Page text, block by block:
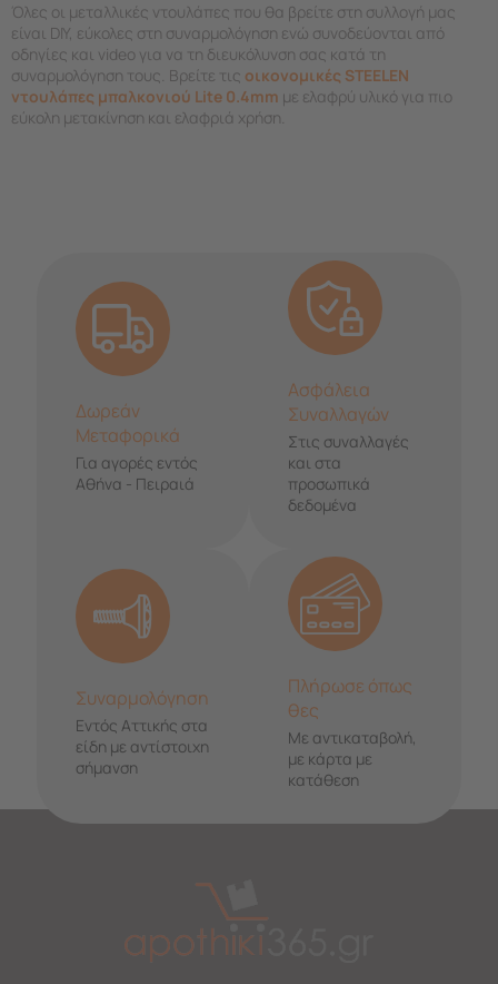
Όλες οι μεταλλικές ντουλάπες που θα βρείτε στη συλλογή μας
είναι DIY, εύκολες στη συναρμολόγηση ενώ συνοδεύονται από
οδηγίες και video για να τη διευκόλυνση σας κατά τη
συναρμολόγηση τους. Βρείτε τις οικονομικές STEELEN
ντουλάπες μπαλκονιού Lite 0.4mm με ελαφρύ υλικό για πιο
εύκολη μετακίνηση και ελαφριά χρήση.
Δωρεάν
Μεταφορικά
Για αγορές εντός
Αθήνα - Πειραιά
Ασφάλεια
Συναλλαγών
Στις συναλλαγές
και στα
προσωπικά
δεδομένα
Συναρμολόγηση
Εντός Αττικής στα
είδη με αντίστοιχη
σήμανση
Πλήρωσε όπως
θες
Με αντικαταβολή,
με κάρτα με
κατάθεση